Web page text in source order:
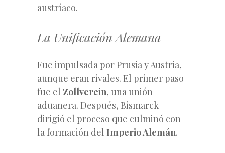
austríaco.
La Unificación Alemana
Fue impulsada por Prusia y Austria,
aunque eran rivales. El primer paso
fue el Zollverein, una unión
aduanera. Después, Bismarck
dirigió el proceso que culminó con
la formación del Imperio Alemán.